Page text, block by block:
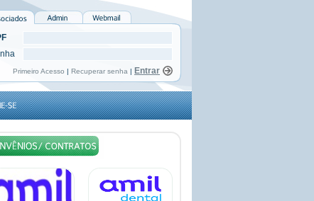
Primeiro Acesso | Recuperar senha |